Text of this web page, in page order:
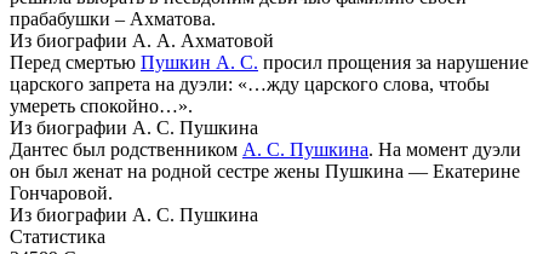
прабабушки – Ахматова.
Из биографии А. А. Ахматовой
Перед смертью Пушкин А. С. просил прощения за нарушение
царского запрета на дуэли: «…жду царского слова, чтобы
умереть спокойно…».
Из биографии А. С. Пушкина
Дантес был родственником А. С. Пушкина. На момент дуэли
он был женат на родной сестре жены Пушкина — Екатерине
Гончаровой.
Из биографии А. С. Пушкина
Статистика